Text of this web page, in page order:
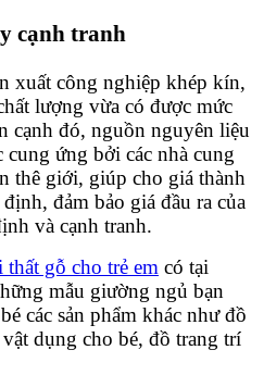
cạnh tranh
xuất công nghiệp khép kín,
lượng vừa có được mức
cạnh đó, nguồn nguyên liệu
ứng bởi các nhà cung
thê giới, giúp cho giá thành
đảm bảo giá đầu ra của
và cạnh tranh.
thất gỗ cho trẻ em có tại
mẫu giường ngủ bạn
các sản phẩm khác như đồ
dụng cho bé, đồ trang trí